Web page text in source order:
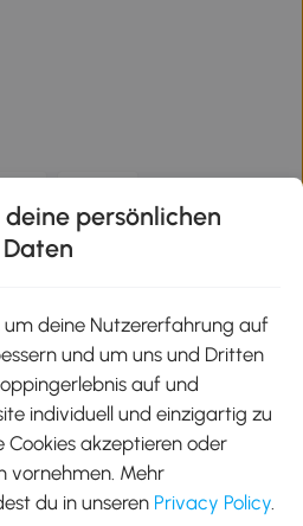
Play
persönlichen
Daten
um deine Nutzererfahrung auf
und um uns und Dritten
auf und
individuell und einzigartig zu
Cookies akzeptieren oder
vornehmen. Mehr
du in unseren Privacy Policy.